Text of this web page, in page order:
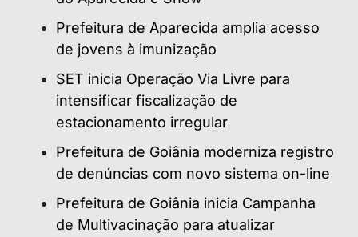
Prefeitura de Aparecida amplia acesso
de jovens à imunização
SET inicia Operação Via Livre para
intensificar fiscalização de
estacionamento irregular
Prefeitura de Goiânia moderniza registro
de denúncias com novo sistema on-line
Prefeitura de Goiânia inicia Campanha
de Multivacinação para atualizar